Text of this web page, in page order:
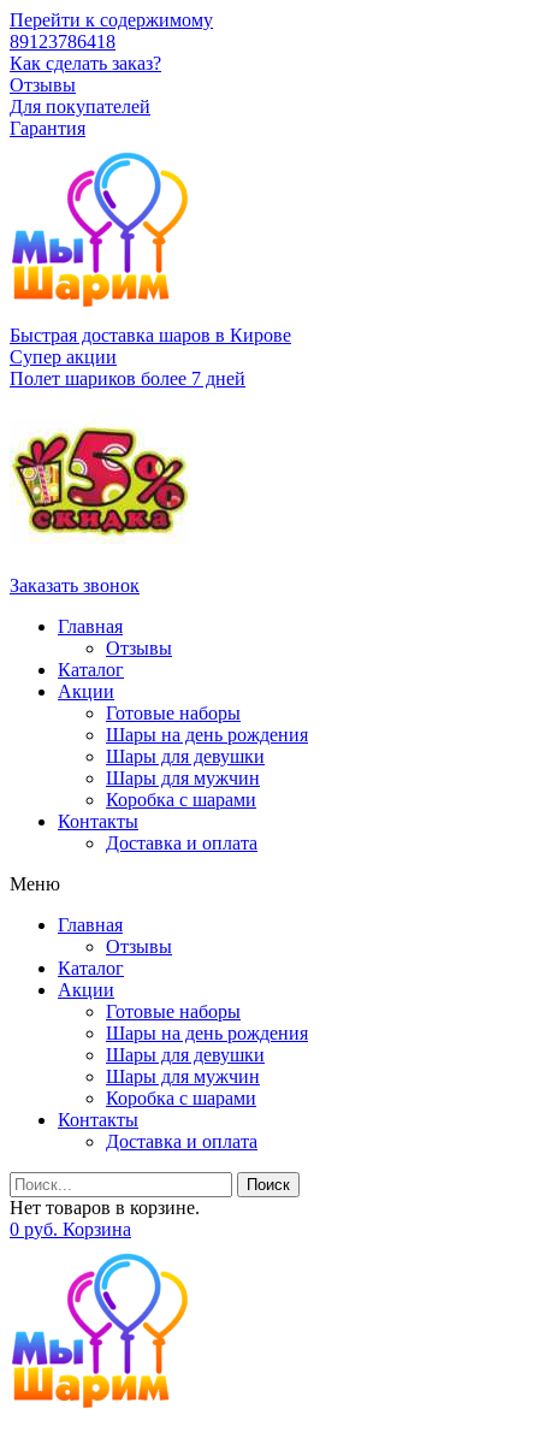
Перейти к содержимому
89123786418
Как сделать заказ?
Отзывы
Для покупателей
Гарантия
Быстрая доставка шаров в Кирове
Супер акции
Полет шариков более 7 дней
Заказать звонок
Главная
Отзывы
Каталог
Акции
Готовые наборы
Шары на день рождения
Шары для девушки
Шары для мужчин
Коробка с шарами
Контакты
Доставка и оплата
Меню
Главная
Отзывы
Каталог
Акции
Готовые наборы
Шары на день рождения
Шары для девушки
Шары для мужчин
Коробка с шарами
Контакты
Доставка и оплата
Поиск
Нет товаров в корзине.
0 руб. Корзина